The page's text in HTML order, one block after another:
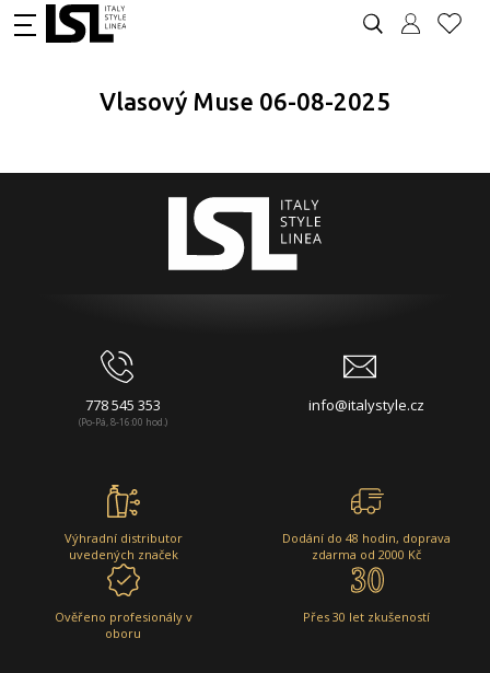
Vlasový Muse 06-08-2025
778 545 353
(Po-Pá, 8-16:00 hod.)
info@italystyle.cz
Výhradní distributor
uvedených značek
Dodání do 48 hodin, doprava
zdarma od 2000 Kč
Ověřeno profesionály v
oboru
Přes 30 let zkušeností